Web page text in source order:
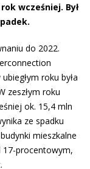
wcześniej. Był
do 2022.
roku była
zeszłym roku
ok. 15,4 mln
ze spadku
mieszkalne
17-procentowym,